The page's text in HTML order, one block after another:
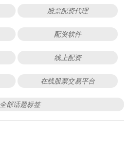
股票配资代理
配资软件
线上配资
在线股票交易平台
全部话题标签